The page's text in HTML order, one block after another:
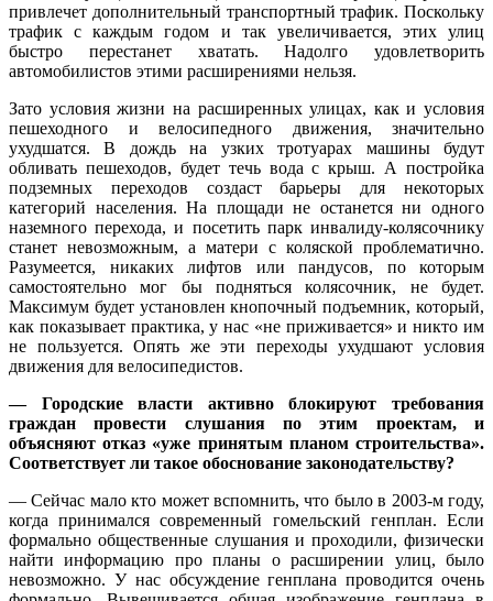
привлечет дополнительный транспортный трафик. Поскольку
трафик с каждым годом и так увеличивается, этих улиц
быстро перестанет хватать. Надолго удовлетворить
автомобилистов этими расширениями нельзя.
Зато условия жизни на расширенных улицах, как и условия
пешеходного и велосипедного движения, значительно
ухудшатся. В дождь на узких тротуарах машины будут
обливать пешеходов, будет течь вода с крыш. А постройка
подземных переходов создаст барьеры для некоторых
категорий населения. На площади не останется ни одного
наземного перехода, и посетить парк инвалиду-колясочнику
станет невозможным, а матери с коляской проблематично.
Разумеется, никаких лифтов или пандусов, по которым
самостоятельно мог бы подняться колясочник, не будет.
Максимум будет установлен кнопочный подъемник, который,
как показывает практика, у нас «не приживается» и никто им
не пользуется. Опять же эти переходы ухудшают условия
движения для велосипедистов.
— Городские власти активно блокируют требования
граждан провести слушания по этим проектам, и
объясняют отказ «уже принятым планом строительства».
Соответствует ли такое обоснование законодательству?
— Сейчас мало кто может вспомнить, что было в 2003-м году,
когда принимался современный гомельский генплан. Если
формально общественные слушания и проходили, физически
найти информацию про планы о расширении улиц, было
невозможно. У нас обсуждение генплана проводится очень